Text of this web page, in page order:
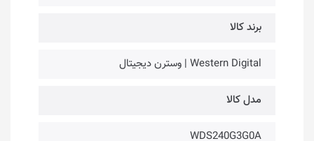
برند کالا
Western Digital | وسترن دیجیتال
مدل کالا
WDS240G3G0A